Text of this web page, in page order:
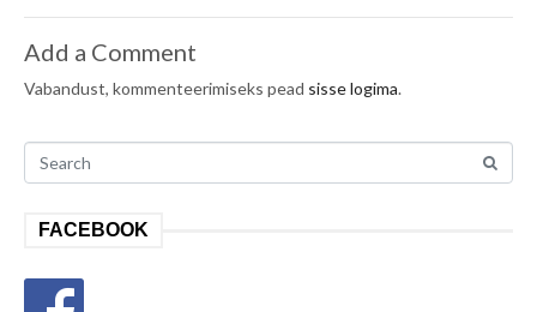
Add a Comment
Vabandust, kommenteerimiseks pead sisse logima.
FACEBOOK